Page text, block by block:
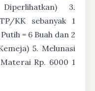
3.
KK sebanyak 1
= 6 Buah dan 2
5. Melunasi
Rp. 6000 1